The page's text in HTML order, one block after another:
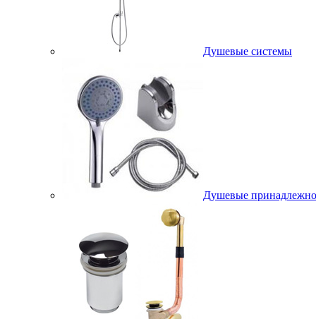
Душевые системы
Душевые